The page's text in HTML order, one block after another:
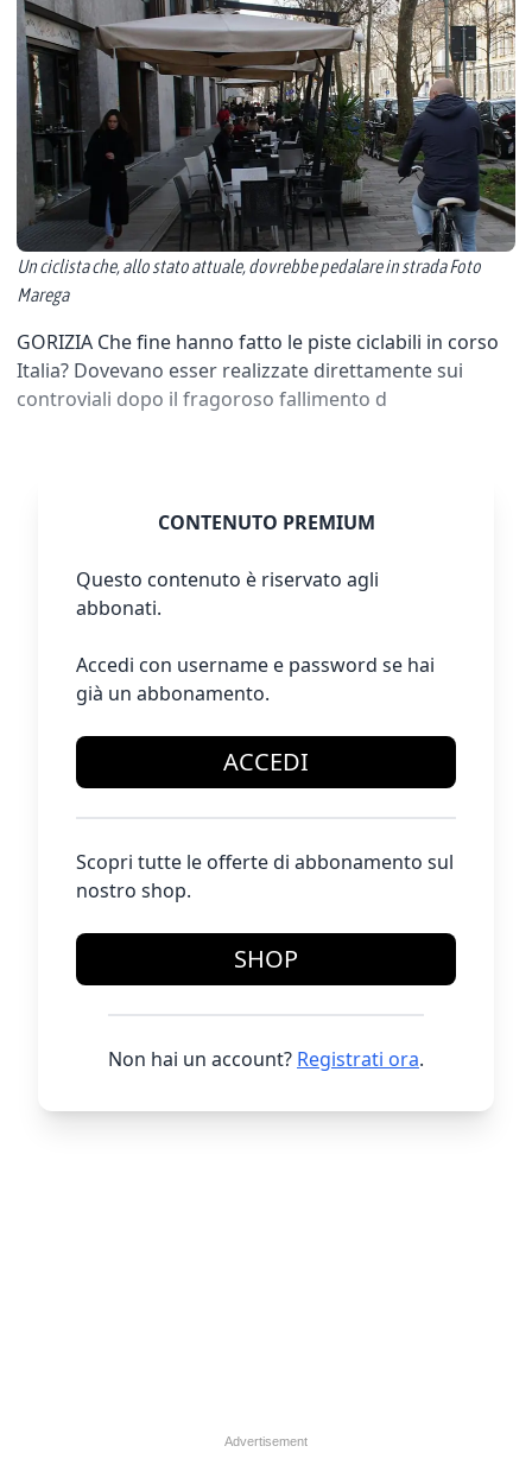
Un ciclista che, allo stato attuale, dovrebbe pedalare in strada Foto
Marega
GORIZIA Che fine hanno fatto le piste ciclabili in corso
Italia? Dovevano esser realizzate direttamente sui
controviali dopo il fragoroso fallimento d
CONTENUTO PREMIUM
Questo contenuto è riservato agli
abbonati.
Accedi con username e password se hai
già un abbonamento.
ACCEDI
Scopri tutte le offerte di abbonamento sul
nostro shop.
SHOP
Non hai un account? Registrati ora.